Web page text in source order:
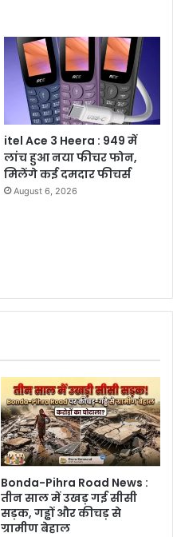
itel Ace 3 Heera : 949 में
लांच हुआ नया फीचर फोन,
मिलेंगे कई दमदार फीचर्स
August 6, 2026
Bonda-Pihra Road News :
तीन साल में उखड़ गई सीसी
सड़क, गड्ढों और कीचड़ से
ग्रामीण बेहाल